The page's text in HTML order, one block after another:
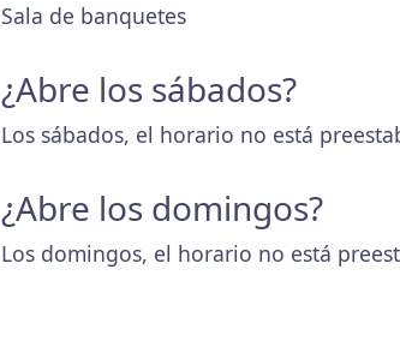
Sala de banquetes
¿Abre los sábados?
Los sábados, el horario no está
¿Abre los domingos?
Los domingos, el horario no está